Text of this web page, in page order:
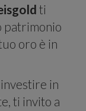
ti
patrimonio
oro è in
in
ti invito a